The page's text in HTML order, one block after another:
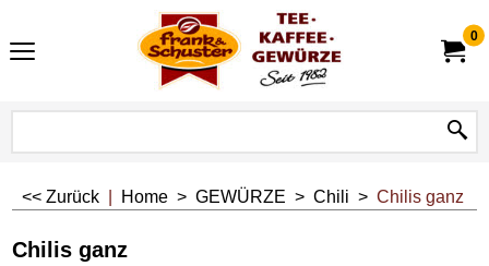
0
<< Zurück Home > GEWÜRZE > Chili > Chilis ganz
Chilis ganz